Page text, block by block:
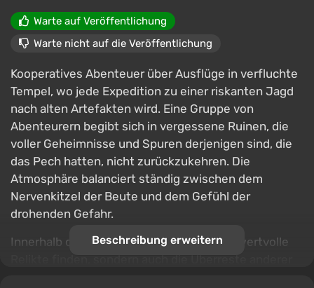
Warte auf Veröffentlichung
Warte nicht auf die Veröffentlichung
Kooperatives Abenteuer über Ausflüge in verfluchte
Tempel, wo jede Expedition zu einer riskanten Jagd
nach alten Artefakten wird. Eine Gruppe von
Abenteurern begibt sich in vergessene Ruinen, die
voller Geheimnisse und Spuren derjenigen sind, die
das Pech hatten, nicht zurückzukehren. Die
Atmosphäre balanciert ständig zwischen dem
Nervenkitzel der Beute und dem Gefühl der
drohenden Gefahr.
Innerhalb der Tempel kann man nicht nur wertvolle
Beschreibung erweitern